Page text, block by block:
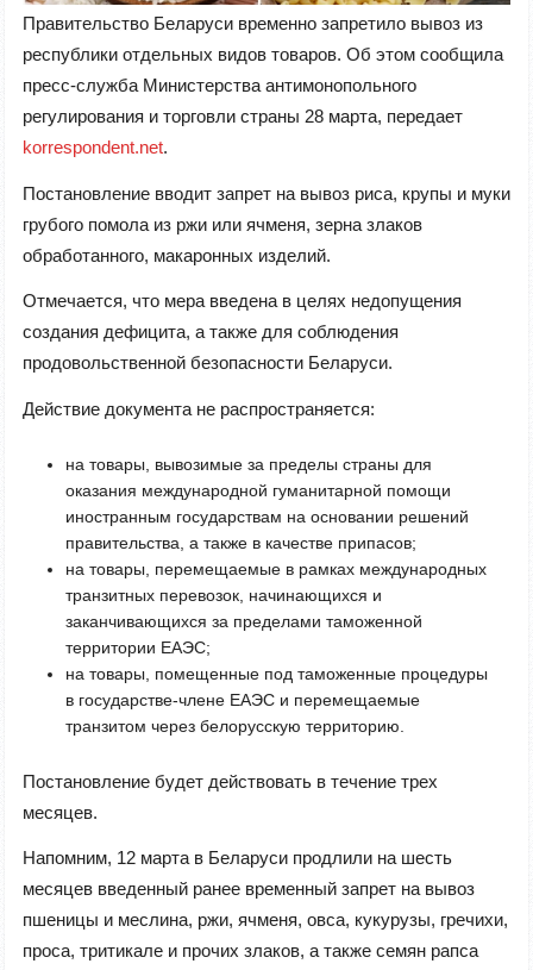
Правительство Беларуси временно запретило вывоз из
республики отдельных видов товаров. Об этом сообщила
пресс-служба Министерства антимонопольного
регулирования и торговли страны 28 марта, передает
korrespondent.net.
Постановление вводит запрет на вывоз риса, крупы и муки
грубого помола из ржи или ячменя, зерна злаков
обработанного, макаронных изделий.
Отмечается, что мера введена в целях недопущения
создания дефицита, а также для соблюдения
продовольственной безопасности Беларуси.
Действие документа не распространяется:
на товары, вывозимые за пределы страны для
оказания международной гуманитарной помощи
иностранным государствам на основании решений
правительства, а также в качестве припасов;
на товары, перемещаемые в рамках международных
транзитных перевозок, начинающихся и
заканчивающихся за пределами таможенной
территории ЕАЭС;
на товары, помещенные под таможенные процедуры
в государстве-члене ЕАЭС и перемещаемые
транзитом через белорусскую территорию.
Постановление будет действовать в течение трех
месяцев.
Напомним, 12 марта в Беларуси продлили на шесть
месяцев введенный ранее временный запрет на вывоз
пшеницы и меслина, ржи, ячменя, овса, кукурузы, гречихи,
проса, тритикале и прочих злаков, а также семян рапса